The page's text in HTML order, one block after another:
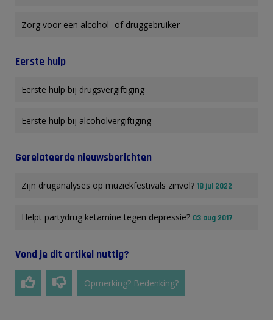
Zorg voor een alcohol- of druggebruiker
Eerste hulp
Eerste hulp bij drugsvergiftiging
Eerste hulp bij alcoholvergiftiging
Gerelateerde nieuwsberichten
Zijn druganalyses op muziekfestivals zinvol? 18 jul 2022
Helpt partydrug ketamine tegen depressie? 03 aug 2017
Vond je dit artikel nuttig?
Opmerking? Bedenking?